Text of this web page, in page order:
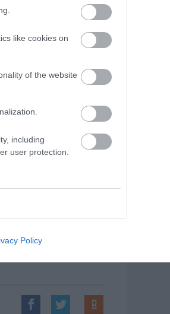
like cookies on
of the website
including
user protection.
Policy
9-ig